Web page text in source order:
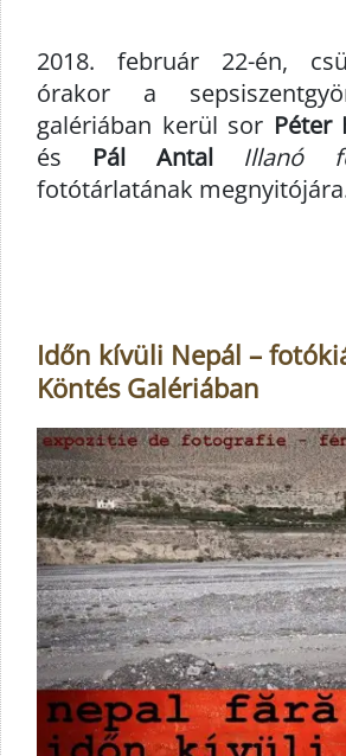
2018. február 22-én,
órakor a
galériában kerül sor Péter
és Pál Antal Illanó
fotótárlatának
Időn kívüli Nepál –
Köntés Galériában